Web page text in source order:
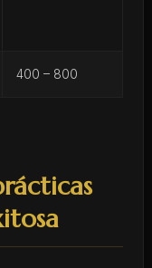
400 – 800